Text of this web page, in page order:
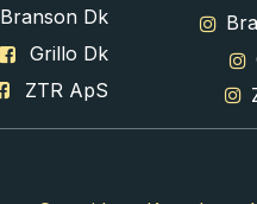
Branson Dk
Grillo Dk
ZTR ApS